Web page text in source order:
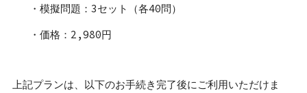
・模擬問題：3セット（各40問）
・価格：2,980円
上記プランは、以下のお手続き完了後にご利用いただけま